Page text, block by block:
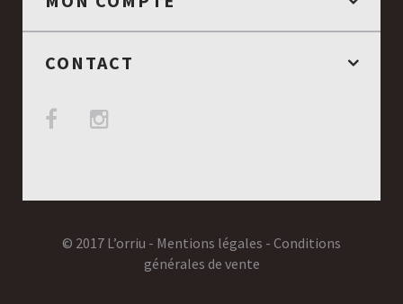
CONTACT
© 2017 L’orriu - Mentions légales - Conditions
générales de vente